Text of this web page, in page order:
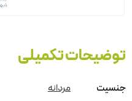
توضیحات تکمیلی
جنسیت
مردانه